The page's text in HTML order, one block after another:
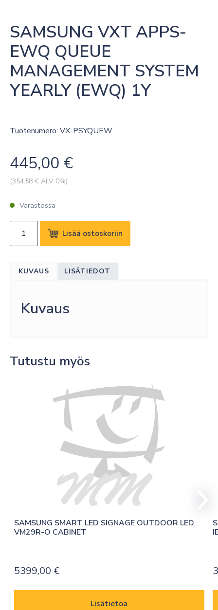
SAMSUNG VXT APPS-
EWQ QUEUE
MANAGEMENT SYSTEM
YEARLY (EWQ) 1Y
Tuotenumero: VX-PSYQUEW
445,00 €
(354.58 € ALV 0%)
Varastossa
SAMSUNG
VXT
SYSTEM
YEARLY
Lisää ostoskoriin
KUVAUS LISÄTIEDOT
Kuvaus
Tutustu myös
SAMSUNG SMART LED SIGNAGE OUTDOOR LED
VM29R-O CABINET
5399,00 €
Lisätietoa